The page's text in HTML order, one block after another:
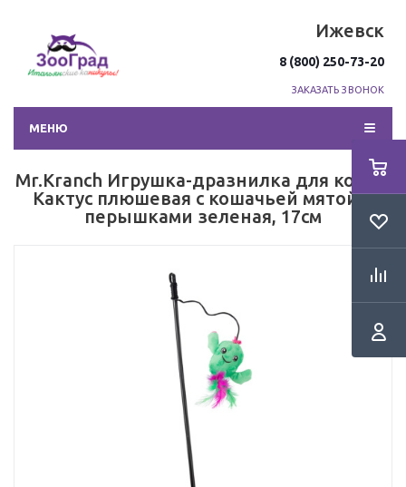
Ижевск
8 (800) 250-73-20
ЗАКАЗАТЬ ЗВОНОК
МЕНЮ
Mr.Kranch Игрушка-дразнилка для кошек
Кактус плюшевая с кошачьей мятой и
перышками зеленая, 17см